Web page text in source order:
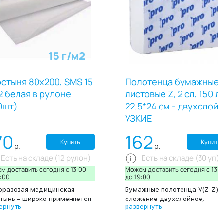
комфортные ощущения
и препятствию
загрязнений на кожу
при проведении
работ.
15 г/м2
80х200, SMS 15
белая в рулоне
р.
Купить
медицинская
– широко применяется
медицины и индустрии
Есть на складе (12 рулон)
доставить сегодня c 13:00
Полотенца бумажные
листовые Z, 2 сл, 150
22,5*24 см -
УЗКИЕ
162 р.
Бумажные полотенца V(Z-Z)
сложение двухслойное,
благодаря высокой
развернуть
Есть на складе (30 уп)
Можем доставить сегодня c
до 19:00